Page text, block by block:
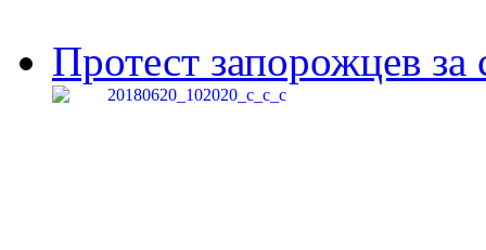
Протест запорожцев за